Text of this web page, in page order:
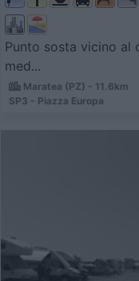
Punto sosta vicino al
med...
Maratea (PZ) - 11.6km
SP3 - Piazza Europa